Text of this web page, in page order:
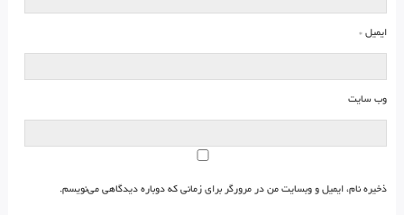
ایمیل *
وب‌ سایت
ذخیره نام، ایمیل و وبسایت من در مرورگر برای زمانی که دوباره دیدگاهی می‌نویسم.